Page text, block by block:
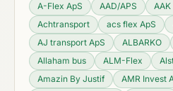
A-Flex ApS
AAD/APS
Achtransport
acs flex ApS
AJ transport ApS
ALBARKO
Allaham bus
ALM-Flex
Amazin By Justif
AMR Invest